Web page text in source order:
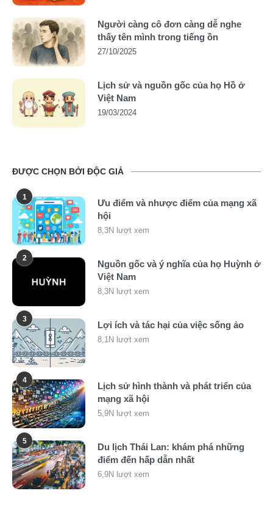
Người càng cô đơn càng dễ nghe
thấy tên mình trong tiếng ồn
27/10/2025
Lịch sử và nguồn gốc của họ Hồ ở
Việt Nam
19/03/2024
ĐƯỢC CHỌN BỞI ĐỘC GIẢ
1
Ưu điểm và nhược điểm của mạng xã
hội
8,3N lượt xem
2
Nguồn gốc và ý nghĩa của họ Huỳnh ở
Việt Nam
8,3N lượt xem
3
Lợi ích và tác hại của việc sống ảo
8,1N lượt xem
4
Lịch sử hình thành và phát triển của
mạng xã hội
5,9N lượt xem
5
Du lịch Thái Lan: khám phá những
điểm đến hấp dẫn nhất
6,9N lượt xem